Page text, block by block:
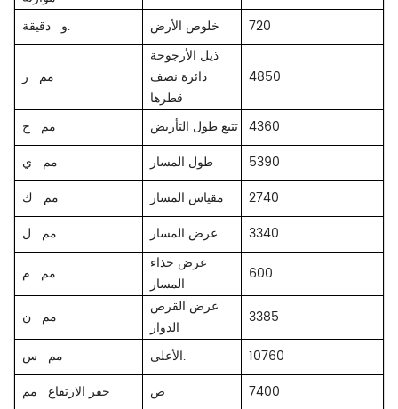
ودقيقة. خلوص الأرض 720
مم
ذيل الأرجوحة
دائرة نصف
قطرها
4850
مم تتبع طول التأريض 4360
مم
ي طول المسار
5390
مم
ك مقياس المسار
2740
مم
عرض المسار
3340
مم
عرض حذاء
المسار
600
مم ن
عرض القرص
الدوار
3385
مم
س الأعلى.
10760
حفر الارتفاع مم ص
7400